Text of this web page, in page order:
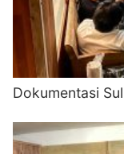
Dokumentasi